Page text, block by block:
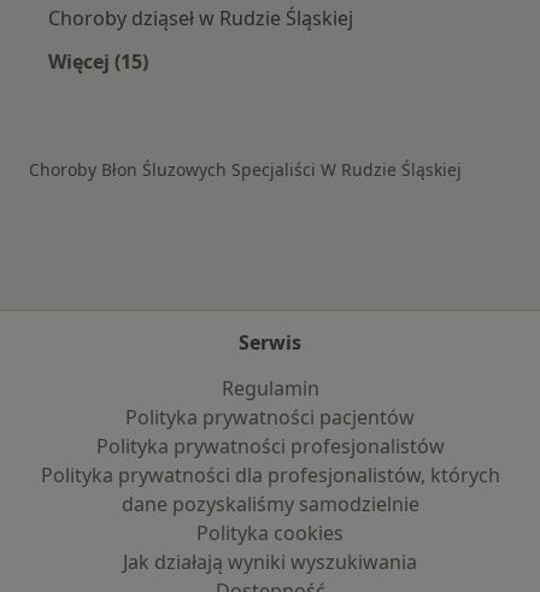
Choroby dziąseł w Rudzie Śląskiej
Więcej (15)
Choroby Błon Śluzowych Specjaliści W Rudzie Śląskiej
Serwis
Regulamin
Polityka prywatności pacjentów
Polityka prywatności profesjonalistów
Polityka prywatności dla profesjonalistów, których
dane pozyskaliśmy samodzielnie
Polityka cookies
Jak działają wyniki wyszukiwania